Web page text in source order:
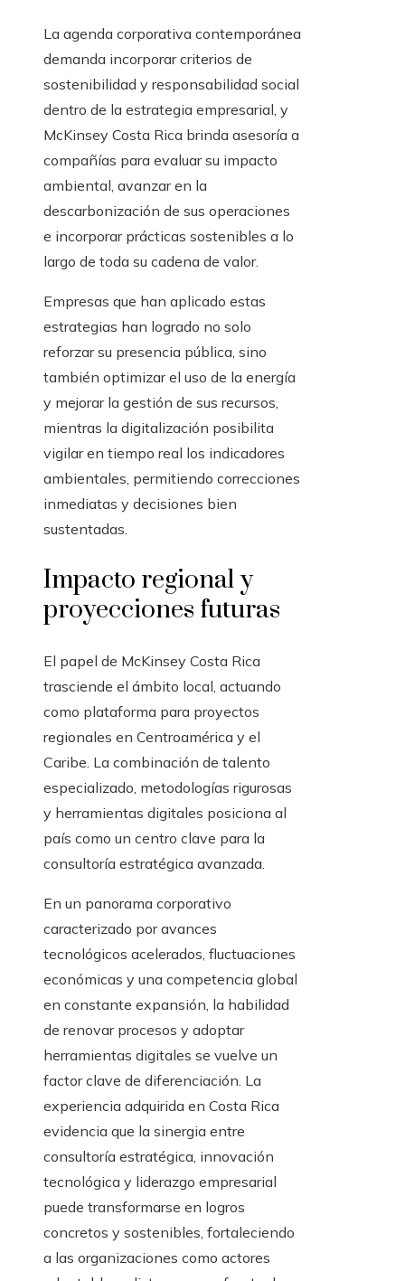
La agenda corporativa contemporánea
demanda incorporar criterios de
sostenibilidad y responsabilidad social
dentro de la estrategia empresarial, y
McKinsey Costa Rica brinda asesoría a
compañías para evaluar su impacto
ambiental, avanzar en la
descarbonización de sus operaciones
e incorporar prácticas sostenibles a lo
largo de toda su cadena de valor.
Empresas que han aplicado estas
estrategias han logrado no solo
reforzar su presencia pública, sino
también optimizar el uso de la energía
y mejorar la gestión de sus recursos,
mientras la digitalización posibilita
vigilar en tiempo real los indicadores
ambientales, permitiendo correcciones
inmediatas y decisiones bien
sustentadas.
Impacto regional y
proyecciones futuras
El papel de McKinsey Costa Rica
trasciende el ámbito local, actuando
como plataforma para proyectos
regionales en Centroamérica y el
Caribe. La combinación de talento
especializado, metodologías rigurosas
y herramientas digitales posiciona al
país como un centro clave para la
consultoría estratégica avanzada.
En un panorama corporativo
caracterizado por avances
tecnológicos acelerados, fluctuaciones
económicas y una competencia global
en constante expansión, la habilidad
de renovar procesos y adoptar
herramientas digitales se vuelve un
factor clave de diferenciación. La
experiencia adquirida en Costa Rica
evidencia que la sinergia entre
consultoría estratégica, innovación
tecnológica y liderazgo empresarial
puede transformarse en logros
concretos y sostenibles, fortaleciendo
a las organizaciones como actores